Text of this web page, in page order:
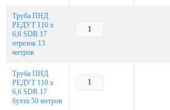
Труба ПНД
РЕДУТ 110 х
6,6 SDR 17
отрезок 13
метров
Труба ПНД
РЕДУТ 110 х
6,6 SDR 17
бухта 50 метров